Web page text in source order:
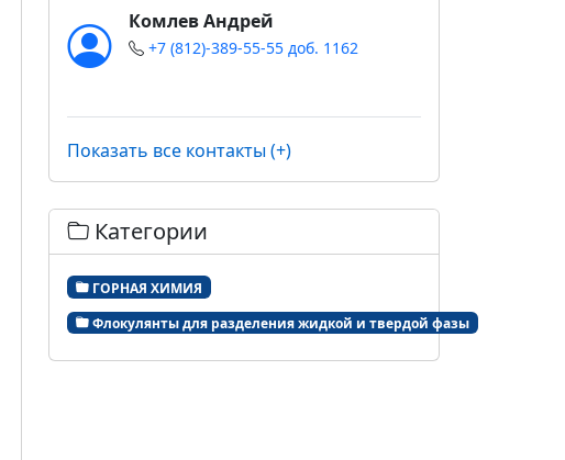
Комлев Андрей
+7 (812)-389-55-55 доб. 1162
Показать все контакты (+)
Категории
ГОРНАЯ ХИМИЯ
Флокулянты для разделения жидкой и твердой фазы